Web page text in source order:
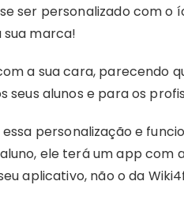
ser personalizado com o
marca!
a sua cara, parecendo
seus alunos e para os
personalização e
ele terá um app com
aplicativo, não o da